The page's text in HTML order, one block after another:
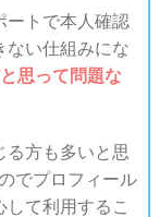
ートで本人確認
ない仕組みにな
思って問題な
方も多いと思
でプロフィール
て利用するこ